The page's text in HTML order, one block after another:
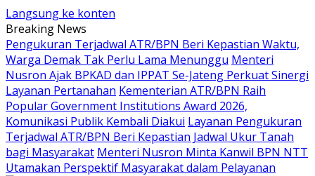
Langsung ke konten
Breaking News
Pengukuran Terjadwal ATR/BPN Beri Kepastian Waktu,
Warga Demak Tak Perlu Lama Menunggu Menteri
Nusron Ajak BPKAD dan IPPAT Se-Jateng Perkuat Sinergi
Layanan Pertanahan Kementerian ATR/BPN Raih
Popular Government Institutions Award 2026,
Komunikasi Publik Kembali Diakui Layanan Pengukuran
Terjadwal ATR/BPN Beri Kepastian Jadwal Ukur Tanah
bagi Masyarakat Menteri Nusron Minta Kanwil BPN NTT
Utamakan Perspektif Masyarakat dalam Pelayanan